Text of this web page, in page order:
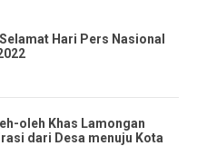
Hari Pers Nasional
oleh Khas Lamongan
dari Desa menuju Kota